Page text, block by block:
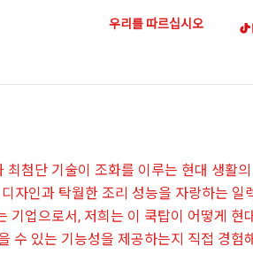
우리를 따르십시오
첨단 기술이 조화를 이루는 현대 생활의
자인과 탁월한 조리 성능을 자랑하는 일
기업으로서, 저희는 이 쿡탑이 어떻게 현
수 있는 기능성을 제공하는지 직접 경험